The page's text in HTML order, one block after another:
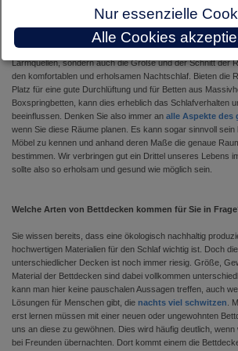
Bauherr maßgeblich zur komfortablen Ausgestaltung von
Kinderzimmer bei. Denn nicht nur die Lage der Räume zu
Lärmquellen, sondern auch die Größe und der Schnitt der
den komfortablen und erholsamen Nachtschlaf. Bieten die
Platz für eine gute Durchlüftung und für Betten aus
Boxspringbetten, kann dies erheblich das Schlafverhalten
beeinflussen. Denken Sie also immer an alle Aspekte des
wenn Sie diese Räume planen. Es kann sogar sinnvoll
Möbel zu kennen und anhand deren Maße die genaue
bestimmen. Wir verbringen gut ein Drittel unseres Lebens
sollte also so erholsam und gesund wie möglich sein.
Welche Arten von Bettdecken kommen für Sie in
Sie wissen bereits, dass eine ökologisch nachhaltig
hochwertigen Materialien für den Schlaf wichtig ist. Doch
unterschiedlicher Decken ist noch immer riesig. Größe,
Material der Bettdecken sind dabei vollkommen
kann man hier keine pauschalen Aussagen treffen, auch
Lösungen für Menschen gibt, die nachts viel schwitzen .
erst lernen müssen mit einer neuen oder ungewohnten
uns an diese zu gewöhnen. Dies wird häufig deutlich, wenn
bei Freunden übernachten. Dort kommt einem die
Nur essenzielle
Alle Cookies